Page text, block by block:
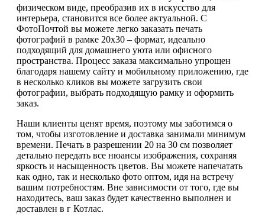
физическом виде, преобразив их в искусство для
интерьера, становится все более актуальной. С
ФотоПочтой вы можете легко заказать печать
фотографий в рамке 20х30 – формат, идеально
подходящий для домашнего уюта или офисного
пространства. Процесс заказа максимально упрощен
благодаря нашему сайту и мобильному приложению, где
в несколько кликов вы можете загрузить свои
фотографии, выбрать подходящую рамку и оформить
заказ.
Наши клиенты ценят время, поэтому мы заботимся о
том, чтобы изготовление и доставка занимали минимум
времени. Печать в разрешении 20 на 30 см позволяет
детально передать все нюансы изображения, сохраняя
яркость и насыщенность цветов. Вы можете напечатать
как одно, так и несколько фото оптом, идя на встречу
вашим потребностям. Вне зависимости от того, где вы
находитесь, ваш заказ будет качественно выполнен и
доставлен в г Котлас.